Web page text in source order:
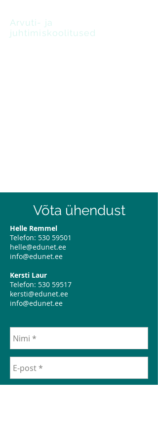
Arvuti- ja
juhtimiskoolitused
Võta ühendust
Helle Remmel
Telefon: 530 59501
helle@edunet.ee
info@edunet.ee
Kersti Laur
Telefon: 530 59517
kersti@edunet.ee
info@edunet.ee